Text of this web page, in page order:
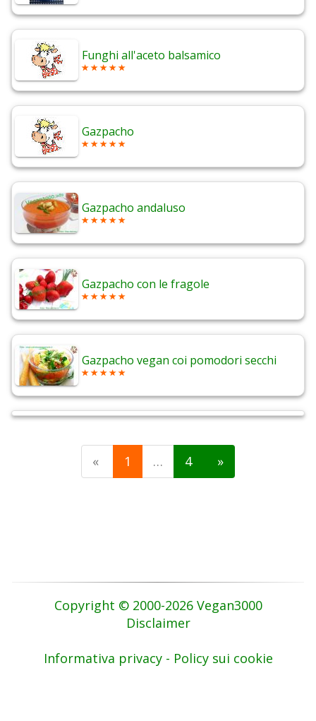
Funghi all'aceto balsamico
Gazpacho
Gazpacho andaluso
Gazpacho con le fragole
Gazpacho vegan coi pomodori secchi
« 1 … 4 »
Copyright © 2000-2026 Vegan3000
Disclaimer
Informativa privacy - Policy sui cookie